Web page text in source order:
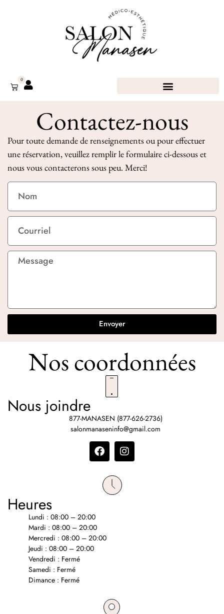
0
Contactez-nous
Pour toute demande de renseignements ou pour effectuer
une réservation, veuillez remplir le formulaire ci-dessous et
nous vous contacterons sous peu. Merci!
Envoyer
Nos coordonnées
Nous joindre
877-MANASEN (877-626-2736)
salonmanaseninfo@gmail.com
Heures
Lundi : 08:00 – 20:00
Mardi : 08:00 – 20:00
Mercredi : 08:00 – 20:00
Jeudi : 08:00 – 20:00
Vendredi : Fermé
Samedi : Fermé
Dimance : Fermé